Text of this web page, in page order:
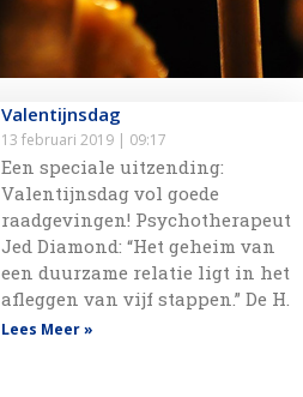
Valentijnsdag
13 februari 2019 09:17
Een speciale uitzending:
Valentijnsdag vol goede
raadgevingen! Psychotherapeut
Jed Diamond: “Het geheim van
een duurzame relatie ligt in het
afleggen van vijf stappen.” De H.
Lees Meer »